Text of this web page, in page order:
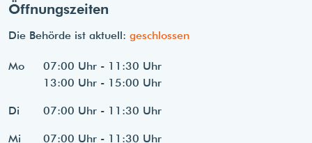
Öffnungszeiten
Die Behörde ist aktuell: geschlossen
Mo
07:00 Uhr - 11:30 Uhr
13:00 Uhr - 15:00 Uhr
Di 07:00 Uhr - 11:30 Uhr
Mi 07:00 Uhr - 11:30 Uhr